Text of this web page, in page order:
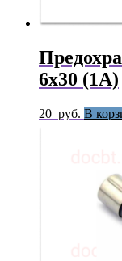
6х30 (1А)
20 руб. В